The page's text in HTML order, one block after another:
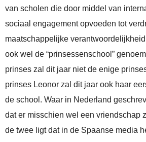
van scholen die door middel van
sociaal engagement opvoeden tot
maatschappelijke
ook wel de “prinsessenschool”
prinses zal dit jaar niet de enige
prinses Leonor zal dit jaar ook haar
de school. Waar in Nederland
dat er misschien wel een vriendschap
de twee ligt dat in de Spaanse media